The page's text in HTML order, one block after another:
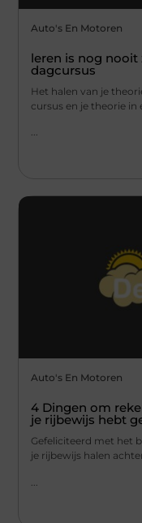
Auto's En Motoren
leren is nog
dagcursus
Het halen van je
cursus en je theorie in
...
Auto's En Motoren
4 Dingen om
je rijbewijs hebt
Gefeliciteerd met het
je rijbewijs halen